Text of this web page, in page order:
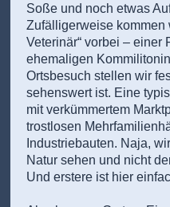
Soße und noch etwas
Zufälligerweise kommen
Veterinär“ vorbei – einer
ehemaligen
Ortsbesuch stellen wir
sehenswert ist. Eine
mit verkümmertem
trostlosen
Industriebauten. Naja,
Natur sehen und nicht
Und erstere ist hier